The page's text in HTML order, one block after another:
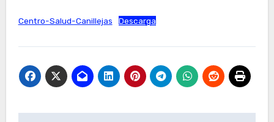
Centro-Salud-Canillejas Descarga